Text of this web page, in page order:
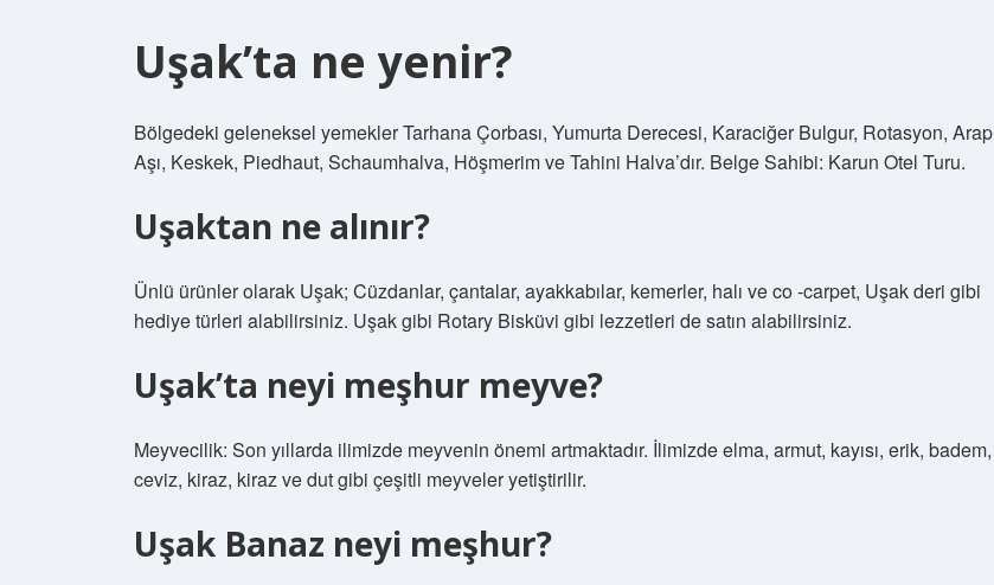
Uşak’ta ne yenir?
Bölgedeki geleneksel yemekler Tarhana Çorbası, Yumurta Derecesi, Karaciğer Bulgur, Rotasyon, Arap
Aşı, Keskek, Piedhaut, Schaumhalva, Höşmerim ve Tahini Halva’dır. Belge Sahibi: Karun Otel Turu.
Uşaktan ne alınır?
Ünlü ürünler olarak Uşak; Cüzdanlar, çantalar, ayakkabılar, kemerler, halı ve co -carpet, Uşak deri gibi
hediye türleri alabilirsiniz. Uşak gibi Rotary Bisküvi gibi lezzetleri de satın alabilirsiniz.
Uşak’ta neyi meşhur meyve?
Meyvecilik: Son yıllarda ilimizde meyvenin önemi artmaktadır. İlimizde elma, armut, kayısı, erik, badem,
ceviz, kiraz, kiraz ve dut gibi çeşitli meyveler yetiştirilir.
Uşak Banaz neyi meşhur?